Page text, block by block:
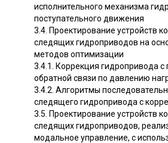
исполнительного механизма
поступательного движения
3.4. Проектирование устройств
следящих гидроприводов на
методов оптимизации
3.4.1. Коррекция гидропривода
обратной связи по давлению
3.4.2. Алгоритмы
следящего гидропривода с
3.5. Проектирование устройств
следящих гидроприводов,
модальное управление, с